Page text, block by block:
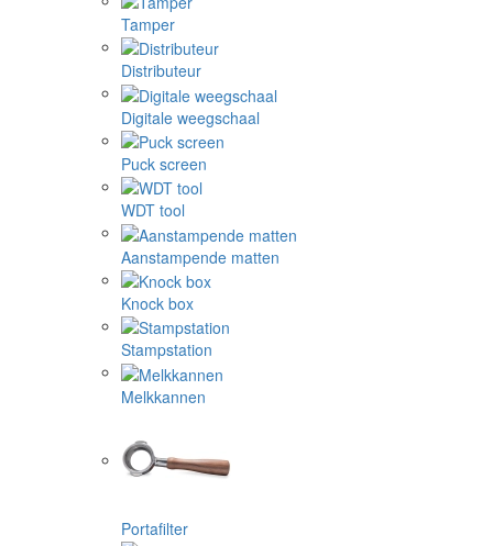
Tamper
Distributeur
Digitale weegschaal
Puck screen
WDT tool
Aanstampende matten
Knock box
Stampstation
Melkkannen
Portafilter